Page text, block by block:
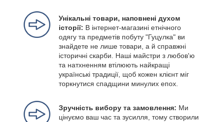
Унікальні товари, наповнені духом
історії: В інтернет-магазині етнічного
одягу та предметів побуту "Гуцулка" ви
знайдете не лише товари, а й справжні
історичні скарби. Наші майстри з любов'ю
та натхненням втілюють найкращі
українські традиції, щоб кожен клієнт міг
торкнутися спадщини минулих епох.
Зручність вибору та замовлення: Ми
цінуємо ваш час та зусилля, тому створили